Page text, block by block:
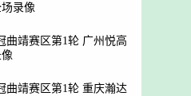
录像
曲靖赛区第1轮 广州悦高
曲靖赛区第1轮 重庆瀚达